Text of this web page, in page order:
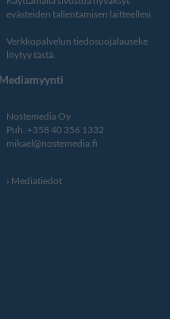
evästeiden tallentamisen laitteellesi.
Verkkopalvelun tiedosuojalauseke
löytyy tästä.
Mediamyynti
Nostemedia Oy
Puh. +358 40 356 1332
mikael@nostemedia.fi
Mediatiedot